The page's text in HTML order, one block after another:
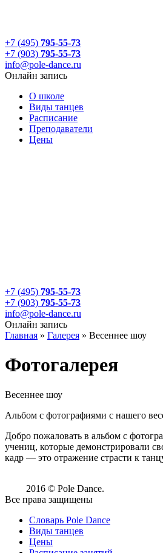
+7 (495) 795-55-73
+7 (903) 795-55-73
info@pole-dance.ru
Онлайн запись
О школе
Виды танцев
Расписание
Преподаватели
Цены
+7 (495) 795-55-73
+7 (903) 795-55-73
info@pole-dance.ru
Онлайн запись
Главная » Галерея » Весеннее шоу
Фотогалерея
Весеннее шоу
Альбом с фотографиями с нашего
Добро пожаловать в альбом с
учениц, которые демонстрировали
кадр — это отражение страсти к
2016 © Pole Dance.
Все права защищены
Словарь Pole Dance
Виды танцев
Цены